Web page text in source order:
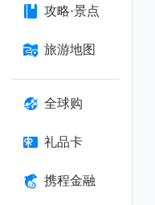
攻略·景点
旅游地图
全球购
礼品卡
携程金融